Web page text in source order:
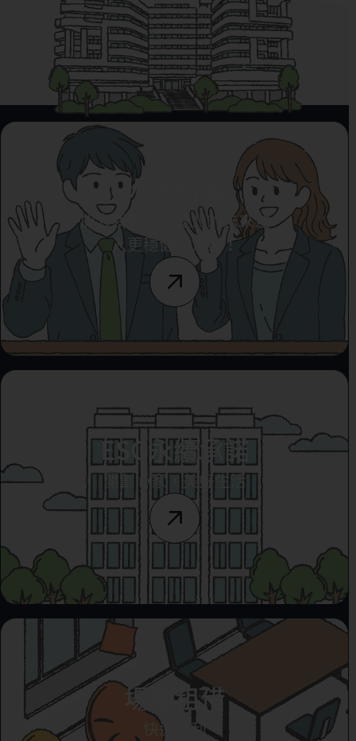
人才招募
加入我們，為臺北的未來注
入更穩健的力量！
ESG永續承諾
開創心家，美好生活
場地租借
快速便利